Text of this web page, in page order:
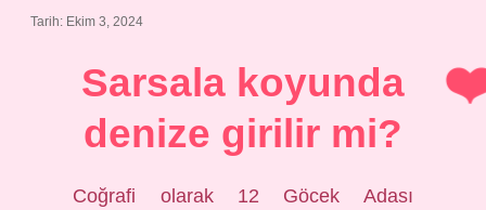
Tarih: Ekim 3, 2024
Sarsala koyunda
denize girilir mi?
Coğrafi olarak 12 Göcek Adası